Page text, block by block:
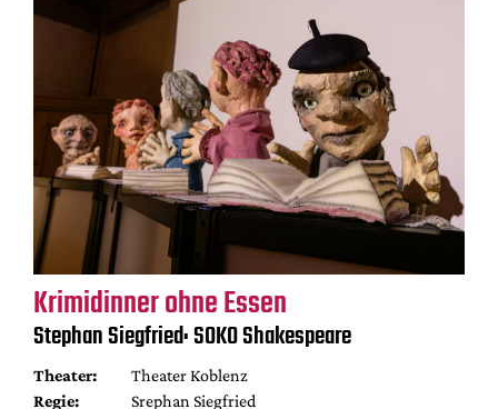
Krimidinner ohne Essen
Stephan Siegfried: SOKO Shakespeare
Theater:
Theater Koblenz
Regie:
Srephan Siegfried